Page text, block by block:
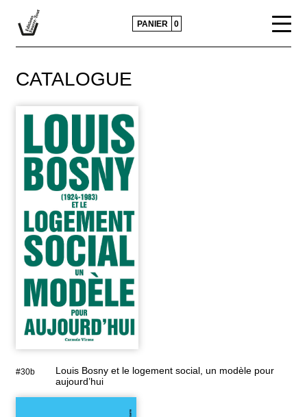
CATALOGUE
ACTUALITÉS
CONTACTS ET DIFFUSION
POLITIQUE ÉDITORIALE
PANIER 0
CATALOGUE
#30b
Louis Bosny et le logement social, un modèle pour
aujourd’hui